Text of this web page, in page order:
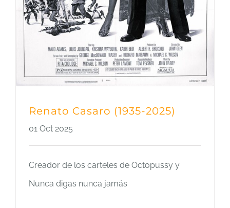
Renato Casaro (1935-2025)
01 Oct 2025
Creador de los carteles de Octopussy y
Nunca digas nunca jamás